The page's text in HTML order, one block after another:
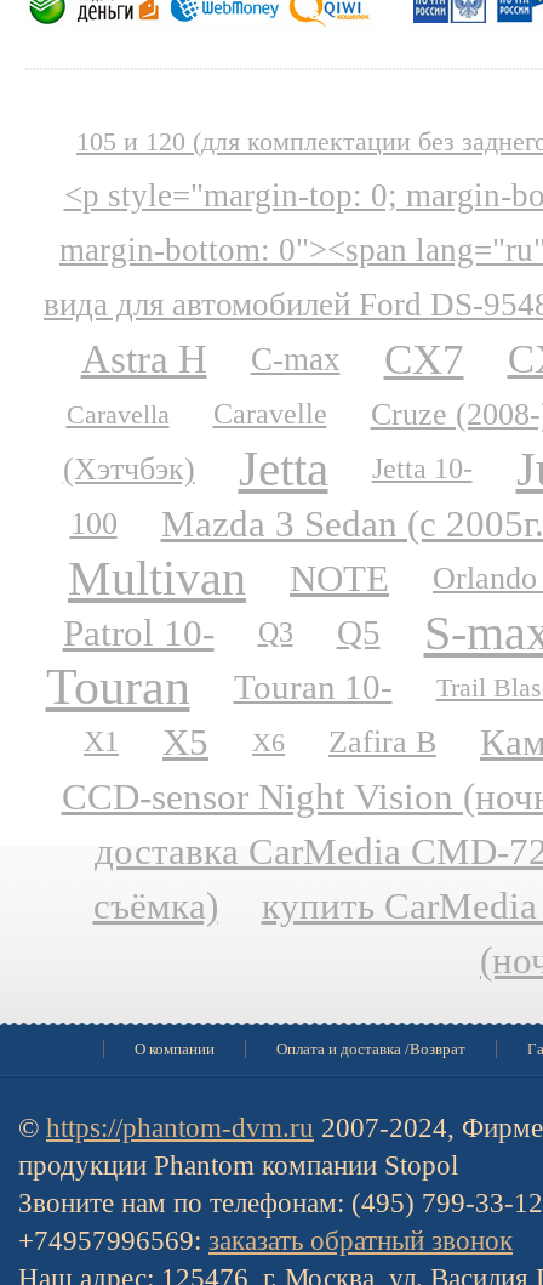
105 и 120 (для комплектации без
<p style="margin-top: 0; margin-
margin-bottom: 0"><span
вида для автомобилей Ford DS-
Astra H C-max CX7
Caravella Caravelle
Cruze
(Хэтчбэк)
Jetta Jetta 10-
100 Mazda 3 Sedan (с
Multivan NOTE
Patrol 10- Q3 Q5 S-
Touran Touran 10- Trail
X1 X5 X6 Zafira B
CCD-sensor Night Vision
доставка CarMedia CMD-
съёмка)
купить
О компании Оплата и доставка /Возврат
© https://phantom-dvm.ru 2007-2024,
продукции Phantom компании Stopol
Звоните нам по телефонам: (495) 799-33-
+74957996569: заказать обратный звонок
Наш адрес: 125476, г. Москва, ул. Василия